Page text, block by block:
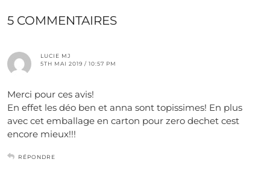
5 COMMENTAIRES
LUCIE MJ
5TH MAI 2019 / 10:57 PM
Merci pour ces avis!
En effet les déo ben et anna sont topissimes! En plus
avec cet emballage en carton pour zero dechet cest
encore mieux!!!
RÉPONDRE